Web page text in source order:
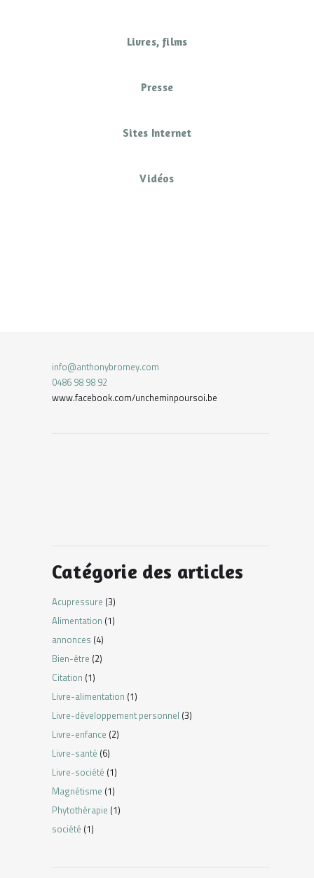
Livres, films
Presse
Sites Internet
Vidéos
info@anthonybromey.com
0486 98 98 92
www.facebook.com/uncheminpoursoi.be
Catégorie des articles
Acupressure (3)
Alimentation (1)
annonces (4)
Bien-être (2)
Citation (1)
Livre-alimentation (1)
Livre-développement personnel (3)
Livre-enfance (2)
Livre-santé (6)
Livre-société (1)
Magnétisme (1)
Phytothérapie (1)
société (1)